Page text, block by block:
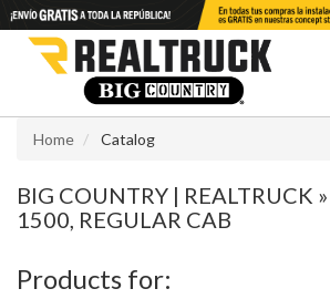
Home Catalog
BIG COUNTRY | REALTRUCK »
1500, REGULAR CAB
Products for: